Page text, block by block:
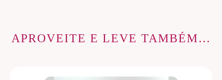
APROVEITE E LEVE TAMBÉM…